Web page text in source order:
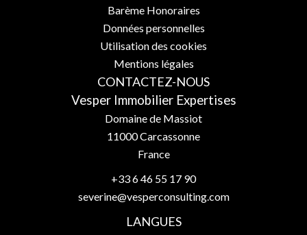
Barème Honoraires
Données personnelles
Utilisation des cookies
Mentions légales
CONTACTEZ-NOUS
Vesper Immobilier Expertises
Domaine de Massiot
11000Carcassonne
France
+33 6 46 55 17 90
severine@vesperconsulting.com
LANGUES